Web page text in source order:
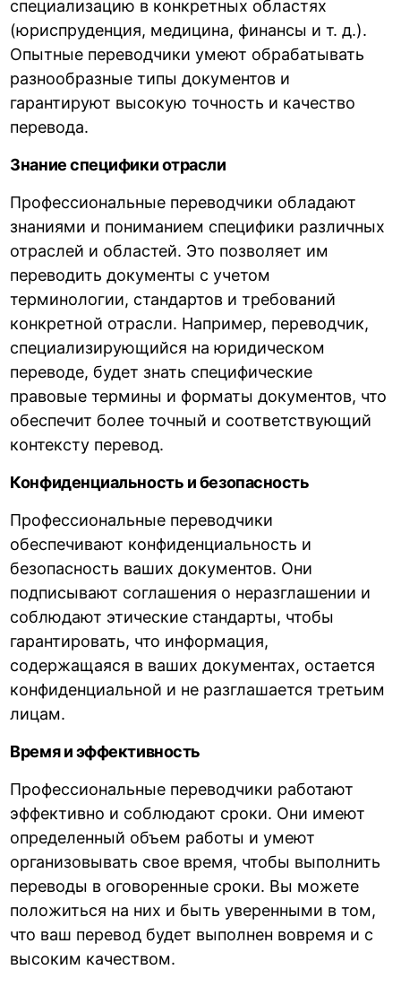
специализацию в конкретных областях
(юриспруденция, медицина, финансы и т. д.).
Опытные переводчики умеют обрабатывать
разнообразные типы документов и
гарантируют высокую точность и качество
перевода.
Знание специфики отрасли
Профессиональные переводчики обладают
знаниями и пониманием специфики различных
отраслей и областей. Это позволяет им
переводить документы с учетом
терминологии, стандартов и требований
конкретной отрасли. Например, переводчик,
специализирующийся на юридическом
переводе, будет знать специфические
правовые термины и форматы документов, что
обеспечит более точный и соответствующий
контексту перевод.
Конфиденциальность и безопасность
Профессиональные переводчики
обеспечивают конфиденциальность и
безопасность ваших документов. Они
подписывают соглашения о неразглашении и
соблюдают этические стандарты, чтобы
гарантировать, что информация,
содержащаяся в ваших документах, остается
конфиденциальной и не разглашается третьим
лицам.
Время и эффективность
Профессиональные переводчики работают
эффективно и соблюдают сроки. Они имеют
определенный объем работы и умеют
организовывать свое время, чтобы выполнить
переводы в оговоренные сроки. Вы можете
положиться на них и быть уверенными в том,
что ваш перевод будет выполнен вовремя и с
высоким качеством.